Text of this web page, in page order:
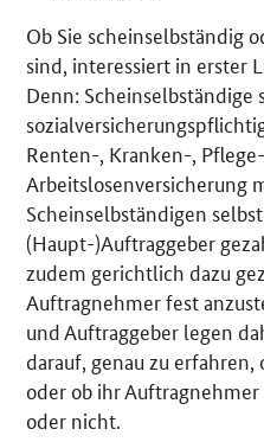
Ob Sie scheinselbständig
sind, interessiert in erster
Denn: Scheinselbständige
Renten-, Kranken-,
Arbeitslosenversicherung
Scheinselbständigen
(Haupt-)Auftraggeber
zudem gerichtlich dazu
Auftragnehmer fest
und Auftraggeber legen
darauf, genau zu
oder ob ihr
oder nicht.